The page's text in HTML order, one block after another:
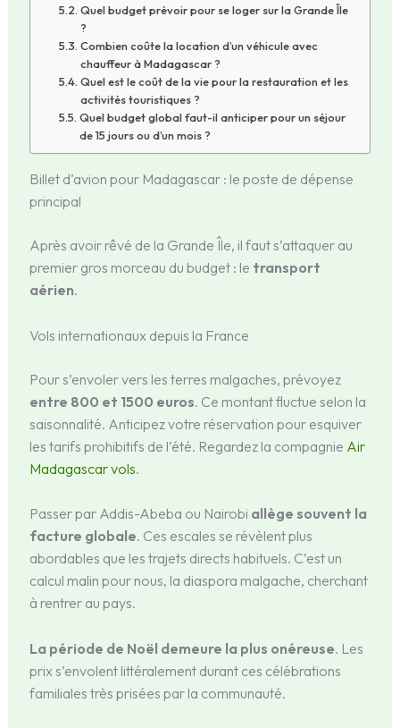
Quel budget prévoir pour se loger sur la Grande Île
?
Combien coûte la location d’un véhicule avec
chauffeur à Madagascar ?
Quel est le coût de la vie pour la restauration et les
activités touristiques ?
Quel budget global faut-il anticiper pour un séjour
de 15 jours ou d’un mois ?
Billet d’avion pour Madagascar : le poste de dépense
principal
Après avoir rêvé de la Grande Île, il faut s’attaquer au
premier gros morceau du budget : le transport
aérien.
Vols internationaux depuis la France
Pour s’envoler vers les terres malgaches, prévoyez
entre 800 et 1500 euros. Ce montant fluctue selon la
saisonnalité. Anticipez votre réservation pour esquiver
les tarifs prohibitifs de l’été. Regardez la compagnie Air
Madagascar vols.
Passer par Addis-Abeba ou Nairobi allège souvent la
facture globale. Ces escales se révèlent plus
abordables que les trajets directs habituels. C’est un
calcul malin pour nous, la diaspora malgache, cherchant
à rentrer au pays.
La période de Noël demeure la plus onéreuse. Les
prix s’envolent littéralement durant ces célébrations
familiales très prisées par la communauté.